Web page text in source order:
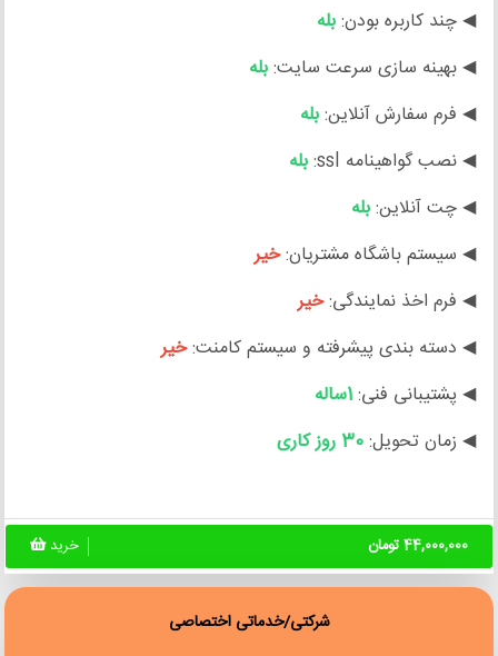
◀ چند کاربره بودن:بله
◀ بهینه سازی سرعت سایت:بله
◀ فرم سفارش آنلاین:بله
◀ نصب گواهینامه ssl:
بله
◀ چت آنلاین:بله
◀ سیستم باشگاه مشتریان:خیر
◀ فرم اخذ نمایندگی:خیر
◀ دسته بندی پیشرفته و سیستم کامنت:خیر
◀ پشتیبانی فنی:1ساله
◀ زمان تحویل:30 روز کاری
44,000,000 تومان خرید
شرکتی/خدماتی اختصاصی